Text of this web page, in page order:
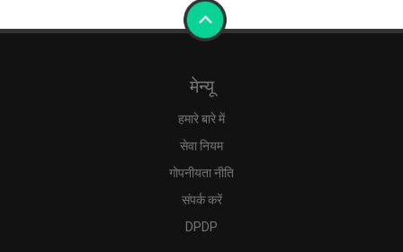
मेन्यू
हमारे बारे में
सेवा नियम
गोपनीयता नीति
संपर्क करें
DPDP